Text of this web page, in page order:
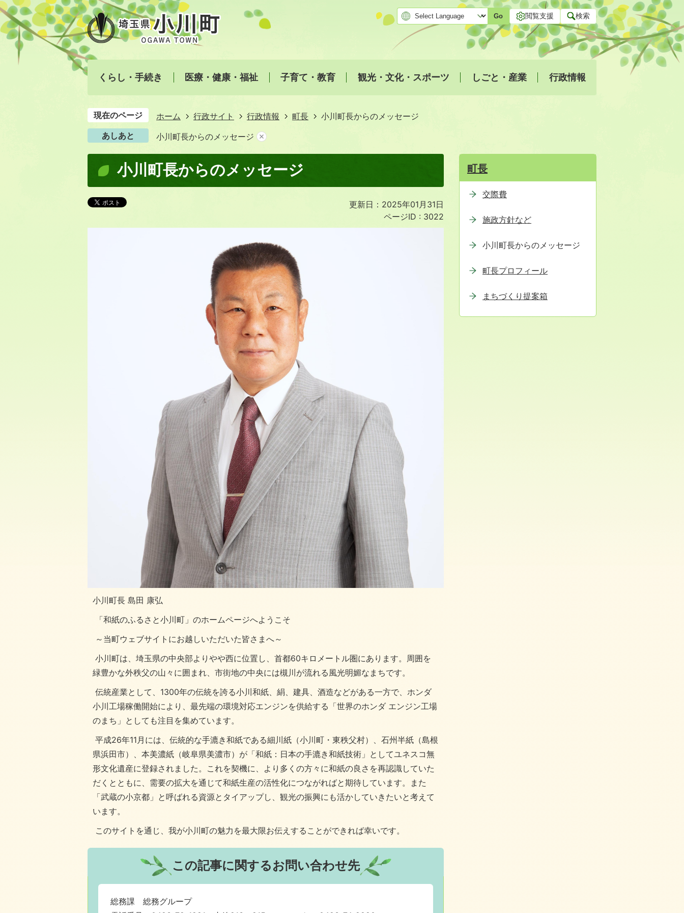
Go 閲覧支援 検索
くらし・手続き 医療・健康・福祉 子育て・教育 観光・文化・スポーツ しごと・産業 行政情報
現在のページ ホーム 行政サイト 行政情報 町長
小川町長からのメッセージ
あしあと
小川町長からのメッセージ
小川町長からのメッセージ
更新日：2025年01月31日
ページID : 3022
小川町長 島田 康弘
「和紙のふるさと小川町」のホームページへようこそ
～当町ウェブサイトにお越しいただいた皆さまへ～
小川町は、埼玉県の中央部よりやや西に位置し、首都60キロメートル圏にあります。周囲を
緑豊かな外秩父の山々に囲まれ、市街地の中央には槻川が流れる風光明媚なまちです。
伝統産業として、1300年の伝統を誇る小川和紙、絹、建具、酒造などがある一方で、ホンダ
小川工場稼働開始により、最先端の環境対応エンジンを供給する「世界のホンダ エンジン工場
のまち」としても注目を集めています。
平成26年11月には、伝統的な手漉き和紙である細川紙（小川町・東秩父村）、石州半紙（島根
県浜田市）、本美濃紙（岐阜県美濃市）が「和紙：日本の手漉き和紙技術」としてユネスコ無
形文化遺産に登録されました。これを契機に、より多くの方々に和紙の良さを再認識していた
だくとともに、需要の拡大を通じて和紙生産の活性化につながればと期待しています。また
「武蔵の小京都」と呼ばれる資源とタイアップし、観光の振興にも活かしていきたいと考えて
います。
このサイトを通じ、我が小川町の魅力を最大限お伝えすることができれば幸いです。
この記事に関するお問い合わせ先
総務課 総務グループ
町長
交際費
施政方針など
小川町長からのメッセージ
町長プロフィール
まちづくり提案箱